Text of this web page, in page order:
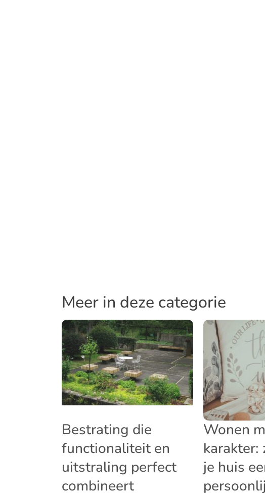
Meer in deze categorie
Bestrating die
functionaliteit en
uitstraling perfect
combineert
Wonen
karakter:
je huis